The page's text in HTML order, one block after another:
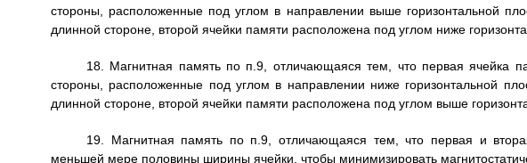
стороны, расположенные под углом в направлении выше горизонтальной
длинной стороне, второй ячейки памяти расположена под углом ниже
18. Магнитная память по п.9, отличающаяся тем, что первая ячейка
стороны, расположенные под углом в направлении ниже горизонтальной
длинной стороне, второй ячейки памяти расположена под углом выше
19. Магнитная память по п.9, отличающаяся тем, что первая и
меньшей мере половины ширины ячейки, чтобы минимизировать